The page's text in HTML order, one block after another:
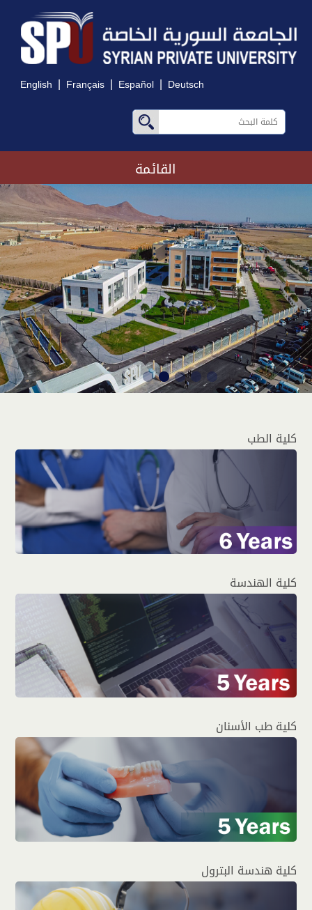
English | Français | Español | Deutsch
القائمة
كلية الطب
كلية الهندسة
كلية طب الأسنان
كلية هندسة البترول